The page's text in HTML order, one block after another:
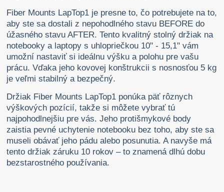
Fiber Mounts LapTop1 je presne to, čo potrebujete na to,
aby ste sa dostali z nepohodlného stavu BEFORE do
úžasného stavu AFTER. Tento kvalitný stolný držiak na
notebooky a laptopy s uhlopriečkou 10" - 15,1" vám
umožní nastaviť si ideálnu výšku a polohu pre vašu
prácu. Vďaka jeho kovovej konštrukcii s nosnosťou 5 kg
je veľmi stabilný a bezpečný.
Držiak Fiber Mounts LapTop1 ponúka päť rôznych
výškových pozícií, takže si môžete vybrať tú
najpohodlnejšiu pre vás. Jeho protišmykové body
zaistia pevné uchytenie notebooku bez toho, aby ste sa
museli obávať jeho pádu alebo posunutia. A navyše má
tento držiak záruku 10 rokov – to znamená dlhú dobu
bezstarostného používania.